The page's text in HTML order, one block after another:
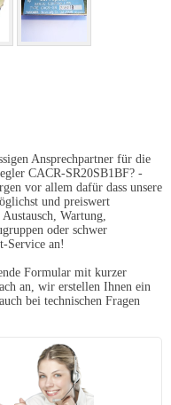
Ansprechpartner für die
CACR-SR20SB1BF? -
vor allem dafür dass unsere
und preiswert
Wartung,
oder schwer
Service an!
Formular mit kurzer
an, wir erstellen Ihnen ein
bei technischen Fragen